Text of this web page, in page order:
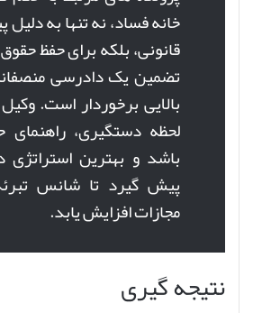
خانه فساد، نه تنها به
قانونی، بلکه برای حفظ
تضمین یک دادرسی
بالایی برخوردار است.
لحظه دستگیری، راهنمای
باشد و بهترین استراتژی
پیش گیرد تا شانس
مجازات افزایش یابد.
نتیجه گیری